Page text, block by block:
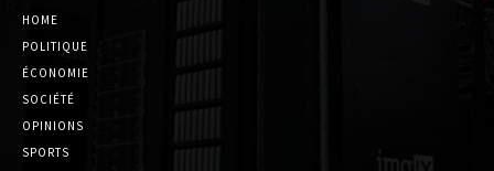
HOME
POLITIQUE
ÉCONOMIE
SOCIÉTÉ
OPINIONS
SPORTS